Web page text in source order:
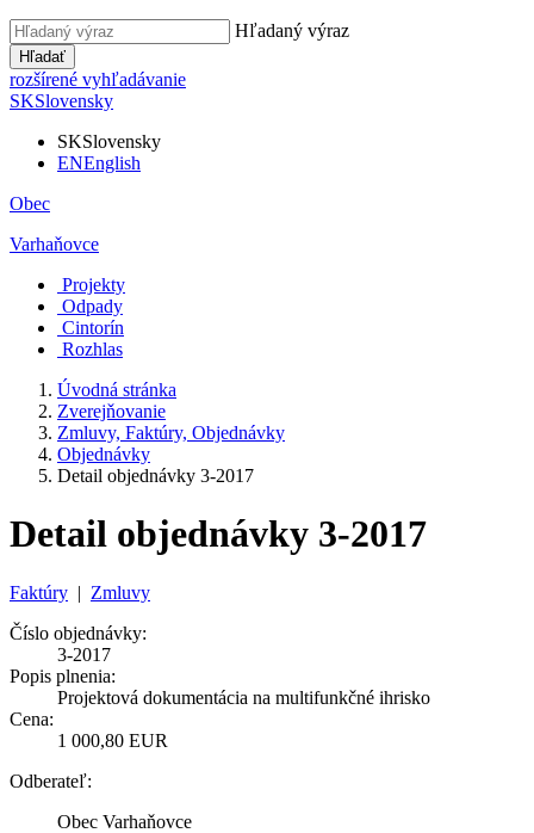
Hľadaný výraz
Hľadať
rozšírené vyhľadávanie
SKSlovensky
SKSlovensky
ENEnglish
Obec
Varhaňovce
Projekty
Odpady
Cintorín
Rozhlas
Úvodná stránka
Zverejňovanie
Zmluvy, Faktúry, Objednávky
Objednávky
Detail objednávky 3-2017
Detail objednávky 3-2017
Faktúry | Zmluvy
Číslo objednávky:
3-2017
Popis plnenia:
Projektová dokumentácia na multifunkčné ihrisko
Cena:
1 000,80 EUR
Odberateľ:
Obec Varhaňovce